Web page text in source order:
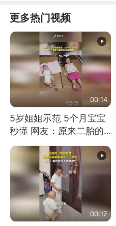
更多热门视频
00:14
5岁姐姐示范 5个月宝宝
秒懂 网友：原来二胎的
快乐长这样
00:17